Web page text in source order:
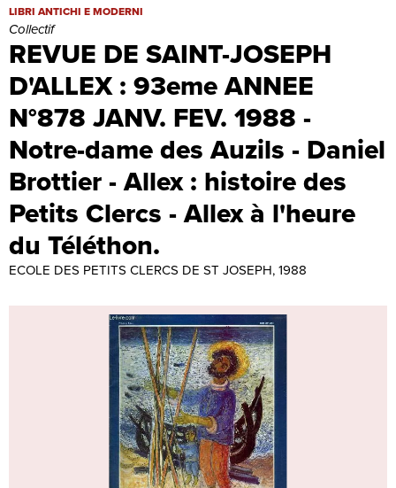
REVUE DE SAINT-JOSEPH
D'ALLEX : 93eme ANNEE
N°878 JANV. FEV. 1988 -
Notre-dame des Auzils - Daniel
Brottier - Allex : histoire des
Petits Clercs - Allex à l'heure
du Téléthon.
REVUE DE SAINT-JOSEPH D'ALLEX : 93eme ANNEE N°878
LIBRI ANTICHI E MODERNI
Collectif
ECOLE DES PETITS CLERCS DE ST JOSEPH, 1988